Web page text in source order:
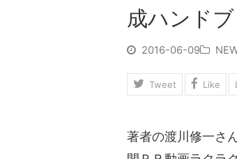
成ハンドブ
2016-06-09
Tweet Like
著者の渡川修一さ